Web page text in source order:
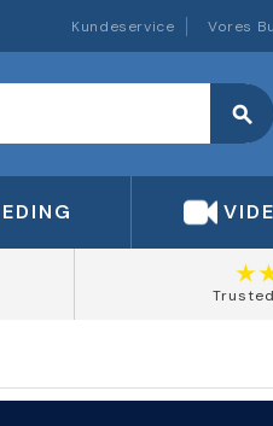
Kundeservice Vores
search